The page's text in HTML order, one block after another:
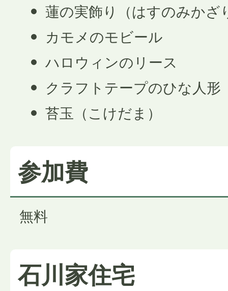
蓮の実飾り（はすのみかざ
カモメのモビール
ハロウィンのリース
クラフトテープのひな人形
苔玉（こけだま）
参加費
無料
石川家住宅